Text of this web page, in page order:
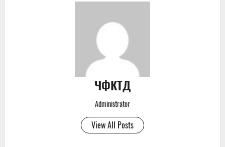
ЧФКТД
Administrator
View All Posts